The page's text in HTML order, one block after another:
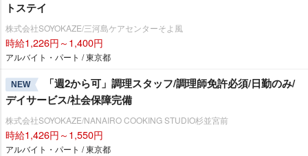
トステイ
株式会社SOYOKAZE/三河島ケアセンターそよ風
時給1,226円～1,400円
アルバイト・パート / 東京都
NEW
「週2から可」調理スタッフ/調理師免許必須/日勤のみ/
デイサービス/社会保障完備
株式会社SOYOKAZE/NANAIRO COOKING STUDIO杉並宮前
時給1,426円～1,550円
アルバイト・パート / 東京都